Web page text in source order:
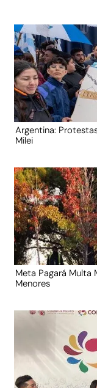
Argentina:
Milei
Meta Pagará Multa
Menores